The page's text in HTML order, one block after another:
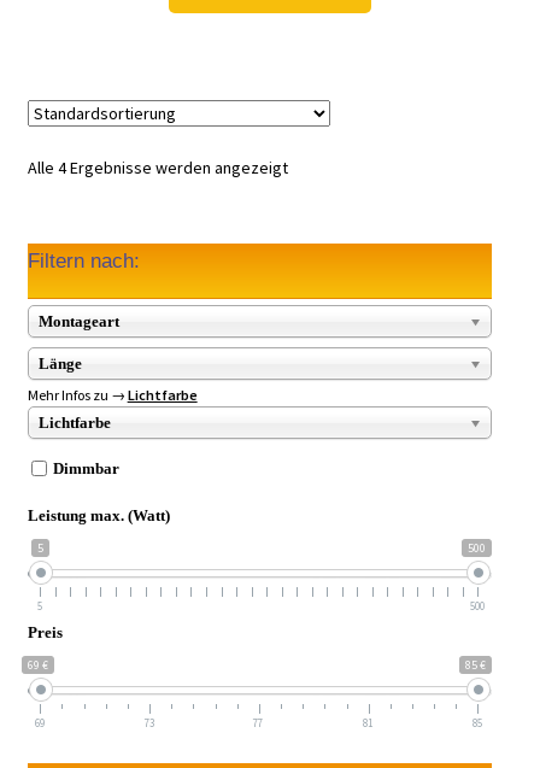
93,98 € 69,97 €.
Alle 4 Ergebnisse werden angezeigt
Filtern nach:
Montageart
Länge
Mehr Infos zu → Lichtfarbe
Lichtfarbe
Dimmbar
Leistung max. (Watt)
5 500
5 500
Preis
69 € 85 €
69 73 77 81 85